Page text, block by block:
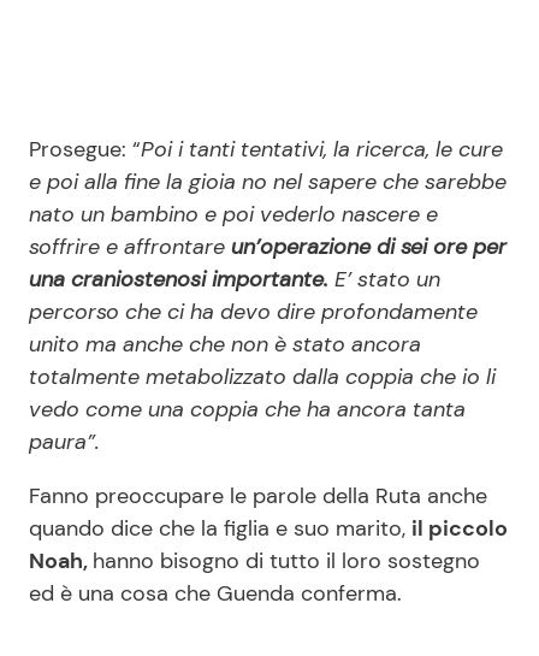
Prosegue: “Poi i tanti tentativi, la ricerca, le cure
e poi alla fine la gioia no nel sapere che sarebbe
nato un bambino e poi vederlo nascere e
soffrire e affrontare un’operazione di sei ore per
una craniostenosi importante. E’ stato un
percorso che ci ha devo dire profondamente
unito ma anche che non è stato ancora
totalmente metabolizzato dalla coppia che io li
vedo come una coppia che ha ancora tanta
paura”.
Fanno preoccupare le parole della Ruta anche
quando dice che la figlia e suo marito, il piccolo
Noah, hanno bisogno di tutto il loro sostegno
ed è una cosa che Guenda conferma.